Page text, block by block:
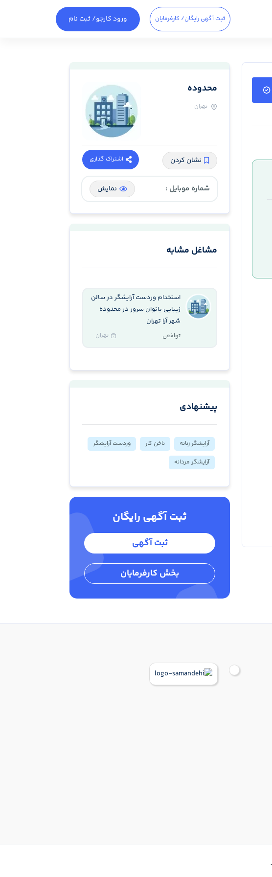
ثبت آگهی رایگان/ کارفرمایان ورود کارجو/ ثبت نام
محدوده
تهران
نشان کردن اشتراک گذاری
شماره موبایل : نمایش
مشاغل مشابه
استخدام وردست آرایشگر در سالن
زیبایی بانوان سرور در محدوده
شهر آرا تهران
توافقی تهران
پیشنهادی
آرایشگر زنانه ناخن کار
وردست آرایشگر
آرایشگر مردانه
ثبت آگهی رایگان
ثبت آگهی
بخش کارفرمایان